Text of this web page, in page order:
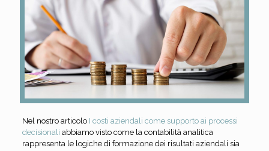
Nel nostro articolo I costi aziendali come supporto ai processi
decisionali abbiamo visto come la contabilità analitica
rappresenta le logiche di formazione dei risultati aziendali sia